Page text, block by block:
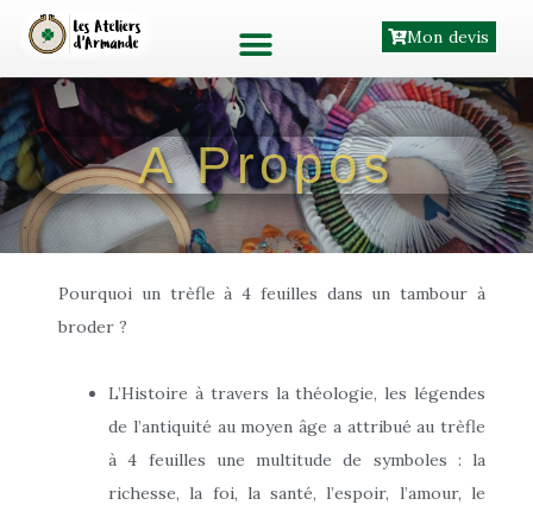
Aller
contenu
Mon devis
A Propos
Pourquoi un trèfle à 4 feuilles dans un tambour à
broder ?
L’Histoire à travers la théologie, les légendes
de l’antiquité au moyen âge a attribué au trèfle
à 4 feuilles une multitude de symboles : la
richesse, la foi, la santé, l’espoir, l’amour, le